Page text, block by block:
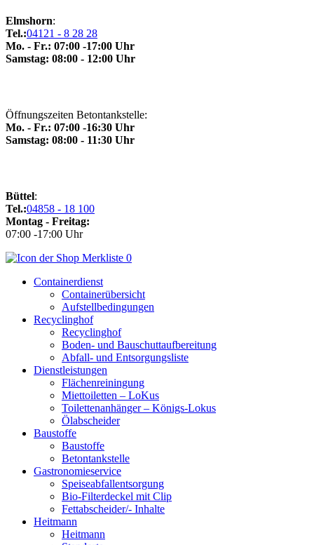
Elmshorn:
Tel.:04121 - 8 28 28
Mo. - Fr.: 07:00 -17:00 Uhr
Samstag: 08:00 - 12:00 Uhr
Öffnungszeiten Betontankstelle:
Mo. - Fr.: 07:00 -16:30 Uhr
Samstag: 08:00 - 11:30 Uhr
Büttel:
Tel.:04858 - 18 100
Montag - Freitag:
07:00 -17:00 Uhr
0
Containerdienst
Containerübersicht
Aufstellbedingungen
Recyclinghof
Recyclinghof
Boden- und Bauschuttaufbereitung
Abfall- und Entsorgungsliste
Dienstleistungen
Flächenreiningung
Miettoiletten – LoKus
Toilettenanhänger – Königs-Lokus
Ölabscheider
Baustoffe
Baustoffe
Betontankstelle
Gastronomieservice
Speiseabfallentsorgung
Bio-Filterdeckel mit Clip
Fettabscheider/‐ Inhalte
Heitmann
Heitmann